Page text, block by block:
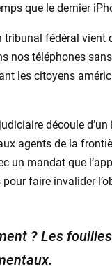
que le dernier
tribunal fédéral vient
nos téléphones
les citoyens
découle
agents de la
un mandat que
pour faire invalider
? Les